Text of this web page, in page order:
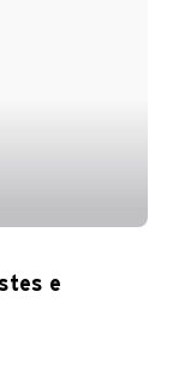
e